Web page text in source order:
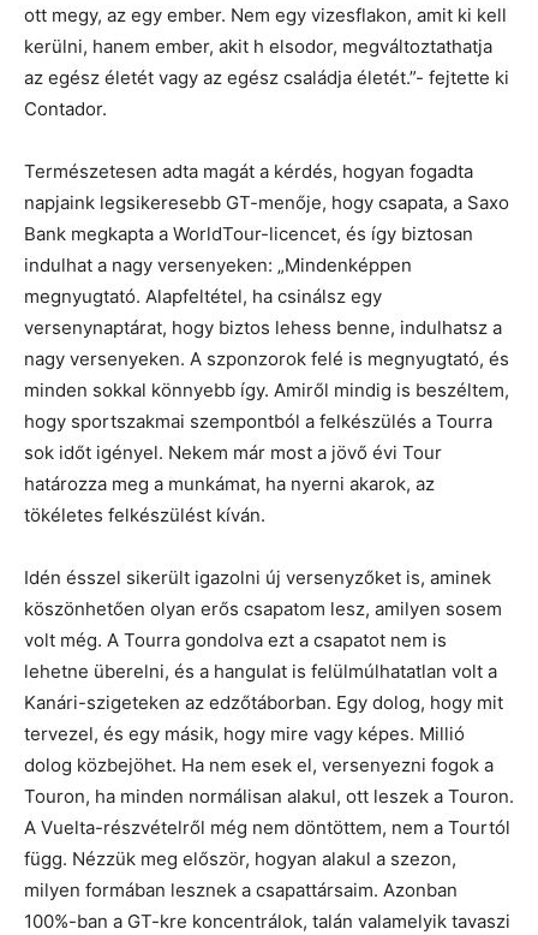
ott megy, az egy ember. Nem egy vizesflakon, amit ki kell
kerülni, hanem ember, akit h elsodor, megváltoztathatja
az egész életét vagy az egész családja életét.”- fejtette ki
Contador.
Természetesen adta magát a kérdés, hogyan fogadta
napjaink legsikeresebb GT-menője, hogy csapata, a Saxo
Bank megkapta a WorldTour-licencet, és így biztosan
indulhat a nagy versenyeken: „Mindenképpen
megnyugtató. Alapfeltétel, ha csinálsz egy
versenynaptárat, hogy biztos lehess benne, indulhatsz a
nagy versenyeken. A szponzorok felé is megnyugtató, és
minden sokkal könnyebb így. Amiről mindig is beszéltem,
hogy sportszakmai szempontból a felkészülés a Tourra
sok időt igényel. Nekem már most a jövő évi Tour
határozza meg a munkámat, ha nyerni akarok, az
tökéletes felkészülést kíván.
Idén ésszel sikerült igazolni új versenyzőket is, aminek
köszönhetően olyan erős csapatom lesz, amilyen sosem
volt még. A Tourra gondolva ezt a csapatot nem is
lehetne überelni, és a hangulat is felülmúlhatatlan volt a
Kanári-szigeteken az edzőtáborban. Egy dolog, hogy mit
tervezel, és egy másik, hogy mire vagy képes. Millió
dolog közbejöhet. Ha nem esek el, versenyezni fogok a
Touron, ha minden normálisan alakul, ott leszek a Touron.
A Vuelta-részvételről még nem döntöttem, nem a Tourtól
függ. Nézzük meg először, hogyan alakul a szezon,
milyen formában lesznek a csapattársaim. Azonban
100%-ban a GT-kre koncentrálok, talán valamelyik tavaszi